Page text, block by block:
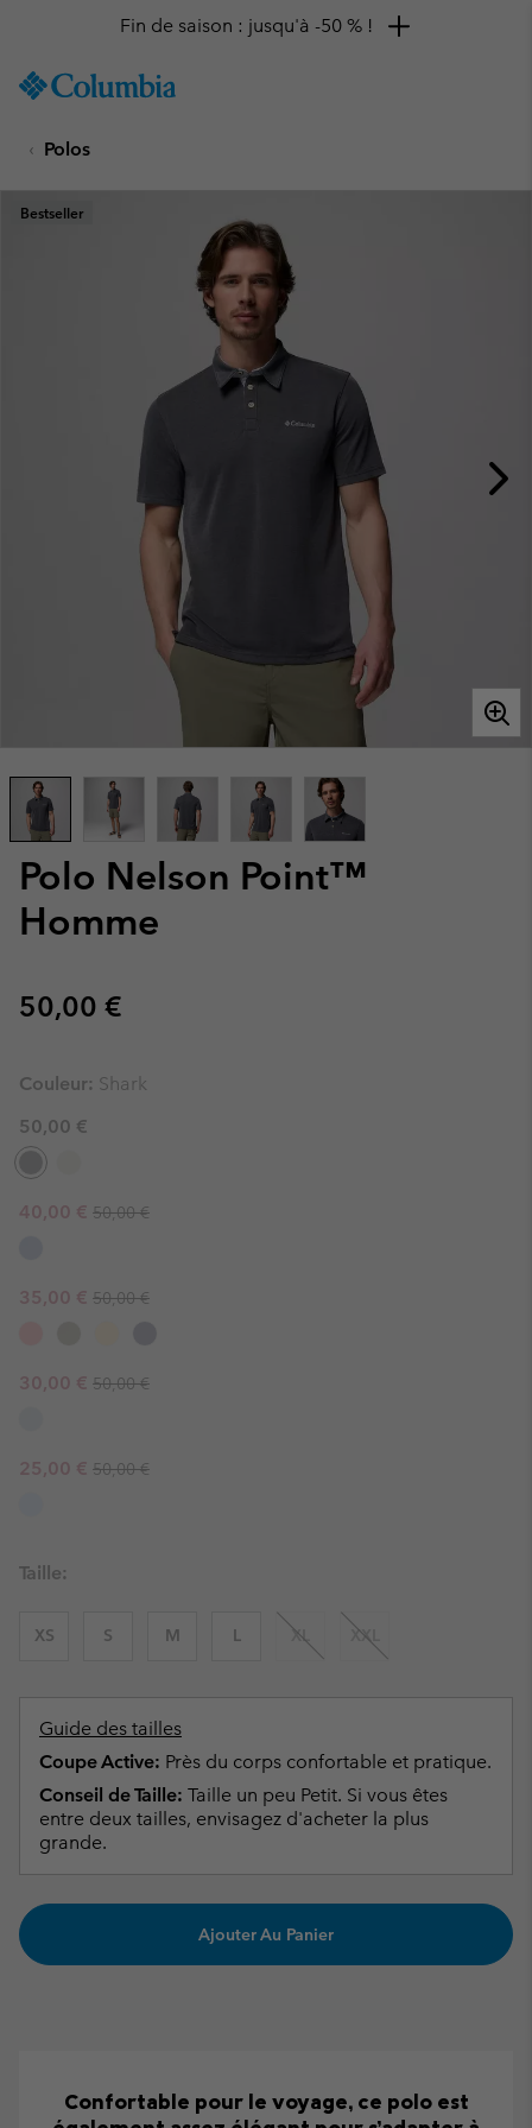
TO
SKIP
MAIN
NAV
Fin de saison : jusqu'à -50 % !
Polos
Polo Nelson Point™
Homme
Regular price:
50,00 €
Bestseller
Couleur: Shark
50,00 €
Sale price:
40,00 € Regular price:
50,00 €
Sale price:
35,00 € Regular price:
50,00 €
Sale price:
30,00 € Regular price:
50,00 €
Sale price:
25,00 € Regular price:
50,00 €
Taille:
XS S M L XL XXL
Guide des tailles
Coupe Active: Près du corps confortable et pratique.
Conseil de Taille: Taille un peu Petit. Si vous êtes
entre deux tailles, envisagez d'acheter la plus
grande.
Ajouter Au Panier
Confortable pour le voyage, ce polo est